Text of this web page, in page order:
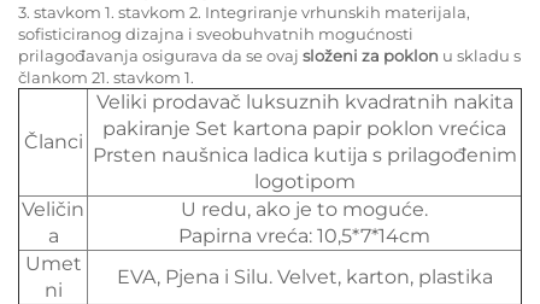
3. stavkom 1. stavkom 2. Integriranje vrhunskih materijala,
sofisticiranog dizajna i sveobuhvatnih mogućnosti
prilagođavanja osigurava da se ovaj složeni za poklon u skladu s
člankom 21. stavkom 1.
Članci
Veliki prodavač luksuznih kvadratnih nakita
pakiranje Set kartona papir poklon vrećica
Prsten naušnica ladica kutija s prilagođenim
logotipom
Veličin
a
U redu, ako je to moguće.
Papirna vreća: 10,5*7*14cm
Umet
ni
EVA, Pjena i Silu. Velvet, karton, plastika